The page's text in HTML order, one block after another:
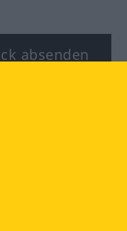
absenden